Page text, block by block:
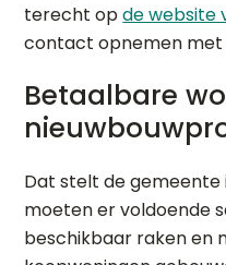
terecht opde website
contact opnemen met
Betaalbare
Dat stelt de
moeten er voldoende
beschikbaar raken en